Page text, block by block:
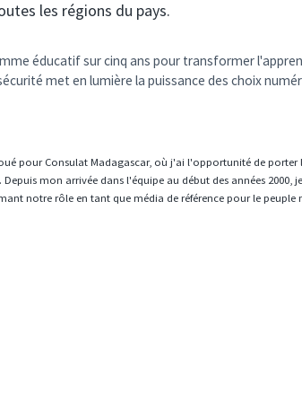
les régions du pays.
éducatif sur cinq ans pour transformer
met en lumière la puissance des choix
pour Consulat Madagascar, où j'ai l'opportunité de
mon arrivée dans l'équipe au début des années 2000,
notre rôle en tant que média de référence pour le peuple